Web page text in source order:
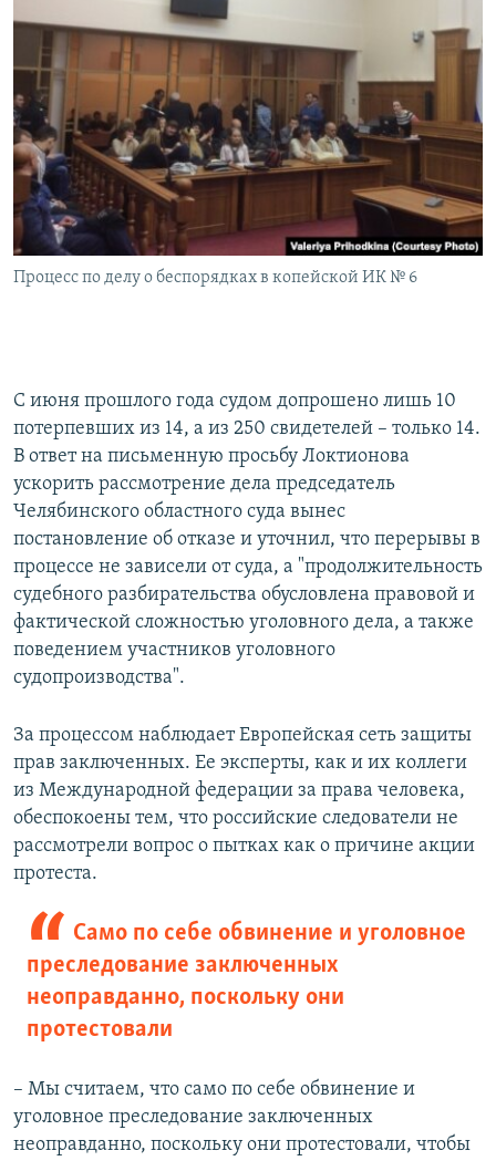
Процесс по делу о беспорядках в копейской ИК № 6
С июня прошлого года судом допрошено лишь 10
потерпевших из 14, а из 250 свидетелей – только 14.
В ответ на письменную просьбу Локтионова
ускорить рассмотрение дела председатель
Челябинского областного суда вынес
постановление об отказе и уточнил, что перерывы в
процессе не зависели от суда, а "продолжительность
судебного разбирательства обусловлена правовой и
фактической сложностью уголовного дела, а также
поведением участников уголовного
судопроизводства".
За процессом наблюдает Европейская сеть защиты
прав заключенных. Ее эксперты, как и их коллеги
из Международной федерации за права человека,
обеспокоены тем, что российские следователи не
рассмотрели вопрос о пытках как о причине акции
протеста.
Само по себе обвинение и уголовное
преследование заключенных
неоправданно, поскольку они
протестовали
– Мы считаем, что само по себе обвинение и
уголовное преследование заключенных
неоправданно, поскольку они протестовали, чтобы